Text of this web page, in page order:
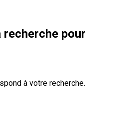
pour
à votre recherche.